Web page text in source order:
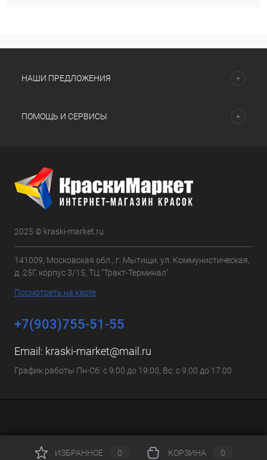
НАШИ ПРЕДЛОЖЕНИЯ
ПОМОЩЬ И СЕРВИСЫ
2025 © kraski-market.ru
141009, Московская обл., г. Мытищи, ул. Коммунистическая,
д. 25Г, корпус 3/15, ТЦ "Тракт-Терминал"
Посмотреть на карте
+7(903)755-51-55
Email: kraski-market@mail.ru
График работы Пн-Сб: с 9:00 до 19:00, Вс: с 9:00 до 17:00
ИЗБРАННОЕ 0 КОРЗИНА 0